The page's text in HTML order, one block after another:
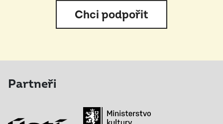
Chci podpořit
Partneři